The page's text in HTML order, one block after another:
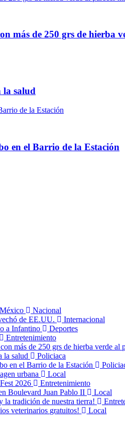
más de 250 grs de hierba
la salud
en el Barrio de la Estación
Nacional
de EE.UU.
Internacional
a Infantino
Deportes
Entretenimiento
más de 250 grs de hierba verde al
la salud
Policiaca
en el Barrio de la Estación
urbana
Local
2026
Entretenimiento
Boulevard Juan Pablo II
Local
la tradición de nuestra tierra!
veterinarios gratuitos!
Local